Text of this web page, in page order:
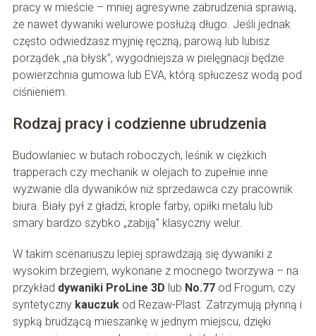
pracy w mieście – mniej agresywne zabrudzenia sprawią,
że nawet dywaniki welurowe posłużą długo. Jeśli jednak
często odwiedzasz myjnię ręczną, parową lub lubisz
porządek „na błysk”, wygodniejsza w pielęgnacji będzie
powierzchnia gumowa lub EVA, którą spłuczesz wodą pod
ciśnieniem.
Rodzaj pracy i codzienne ubrudzenia
Budowlaniec w butach roboczych, leśnik w ciężkich
trapperach czy mechanik w olejach to zupełnie inne
wyzwanie dla dywaników niż sprzedawca czy pracownik
biura. Biały pył z gładzi, krople farby, opiłki metalu lub
smary bardzo szybko „zabiją” klasyczny welur.
W takim scenariuszu lepiej sprawdzają się dywaniki z
wysokim brzegiem, wykonane z mocnego tworzywa – na
przykład dywaniki ProLine 3D lub No.77od Frogum, czy
syntetyczny kauczukod Rezaw-Plast. Zatrzymują płynną i
sypką brudzącą mieszankę w jednym miejscu, dzięki